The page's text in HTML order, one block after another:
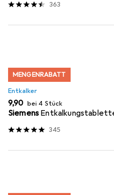
363
MENGENRABATT
Entkalker
EUR
9,90 bei 4 Stück
Siemens
345